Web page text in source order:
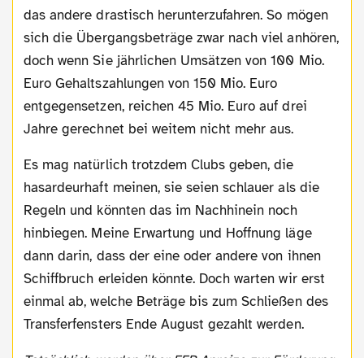
das andere drastisch herunterzufahren. So mögen
sich die Übergangsbeträge zwar nach viel anhören,
doch wenn Sie jährlichen Umsätzen von 100 Mio.
Euro Gehaltszahlungen von 150 Mio. Euro
entgegensetzen, reichen 45 Mio. Euro auf drei
Jahre gerechnet bei weitem nicht mehr aus.
Es mag natürlich trotzdem Clubs geben, die
hasardeurhaft meinen, sie seien schlauer als die
Regeln und könnten das im Nachhinein noch
hinbiegen. Meine Erwartung und Hoffnung läge
dann darin, dass der eine oder andere von ihnen
Schiffbruch erleiden könnte. Doch warten wir erst
einmal ab, welche Beträge bis zum Schließen des
Transferfensters Ende August gezahlt werden.